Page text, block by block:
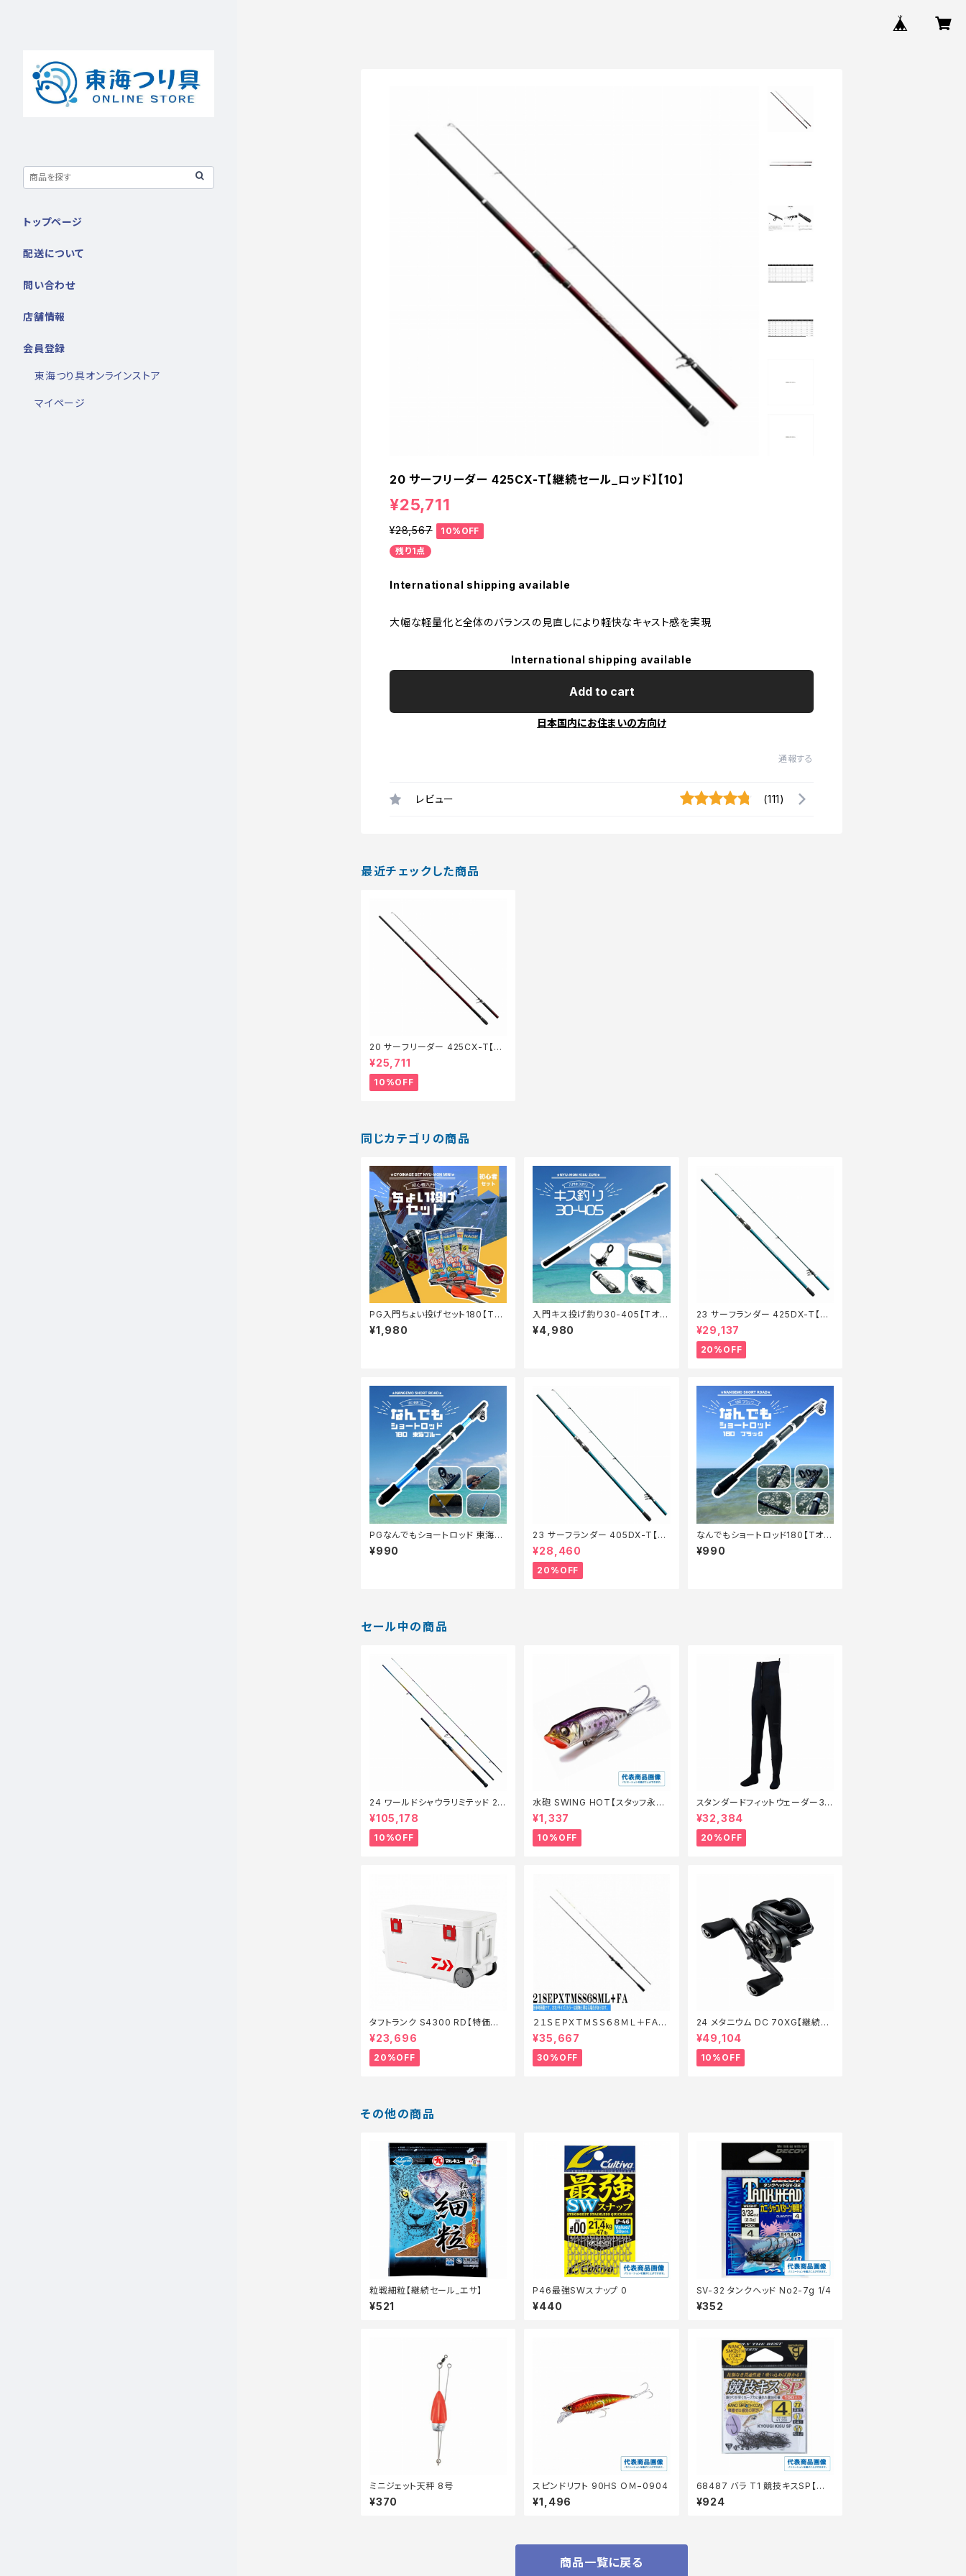
20 サーフリーダー 425CX-T【継続セール_ロッド】【10】
¥25,711
¥28,567
10%OFF
残り1点
International shipping available
大幅な軽量化と全体のバランスの見直しにより軽快なキャスト感を実現
International shipping available
Add to cart
日本国内にお住まいの方向け
通報する
レビュー (111)
最近チェックした商品
20 サーフリーダー 425CX-T【継
続セール_ロッド】【10】
¥25,711
10%OFF
同じカテゴリの商品
PG入門ちょい投げセット180【Tオ
リ】
¥1,980
入門キス投げ釣り30-405【Tオ
リ】
¥4,980
23 サーフランダー 425DX-T【特
価竿】【20】
¥29,137
20%OFF
PGなんでもショートロッド 東海ブ
ルー180【Tオリ】
¥990
23 サーフランダー 405DX-T【特
価竿】【20】
¥28,460
20%OFF
なんでもショートロッド180【Tオ
リ】
¥990
セール中の商品
24 ワールドシャウラリミテッド 21
053R-3【継続セール_ロッド】【1
0】
¥105,178
10%OFF
水砲 SWING HOT【スタッフ永徳
夏のチニングオススメルアー】
¥1,337
10%OFF
スタンダードフィットウェーダー3.
0FW−040X 黒 SB【特価装備】【2
0】
¥32,384
20%OFF
タフトランク S4300 RD【特価装
備】【20】
¥23,696
20%OFF
２１ＳＥＰＸＴＭＳＳ６８ＭＬ＋ＦＡ
【特価ロッド】【30】
¥35,667
30%OFF
24 メタニウム DC 70XG【継続セ
ール_リール】【10】
¥49,104
10%OFF
その他の商品
粒戦細粒【継続セール_エサ】
¥521
P46最強SWスナップ 0
¥440
SV-32 タンクヘッド No2-7g 1/4
¥352
ミニジェット天秤 8号
¥370
スピンドリフト 90HS OＭ−0904
¥1,496
68487 バラ T1 競技キスSP【継
続セール_仕掛】
¥924
商品一覧に戻る
トップページ
配送について
問い合わせ
店舗情報
会員登録
東海つり具オンラインストア
マイページ